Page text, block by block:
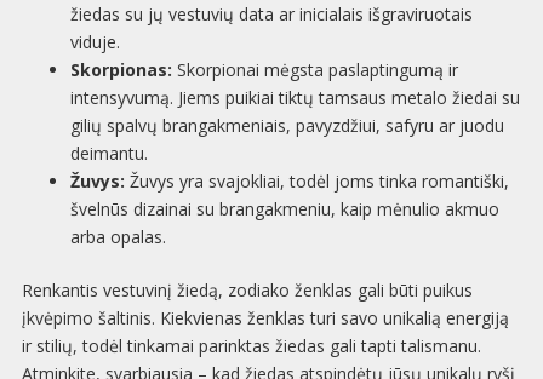
žiedas su jų vestuvių data ar inicialais išgraviruotais
viduje.
Skorpionas: Skorpionai mėgsta paslaptingumą ir
intensyvumą. Jiems puikiai tiktų tamsaus metalo žiedai su
gilių spalvų brangakmeniais, pavyzdžiui, safyru ar juodu
deimantu.
Žuvys: Žuvys yra svajokliai, todėl joms tinka romantiški,
švelnūs dizainai su brangakmeniu, kaip mėnulio akmuo
arba opalas.
Renkantis vestuvinį žiedą, zodiako ženklas gali būti puikus
įkvėpimo šaltinis. Kiekvienas ženklas turi savo unikalią energiją
ir stilių, todėl tinkamai parinktas žiedas gali tapti talismanu.
Atminkite, svarbiausia – kad žiedas atspindėtų jūsų unikalų ryšį